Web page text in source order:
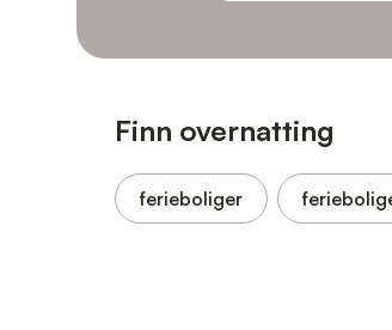
Finn overnatting
ferieboliger